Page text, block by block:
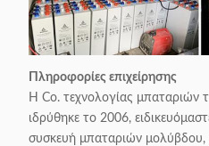
Πληροφορίες επιχείρησης
Η Co. τεχνολογίας μπαταριών
ιδρύθηκε το 2006,
συσκευή μπαταριών μολύβδου,